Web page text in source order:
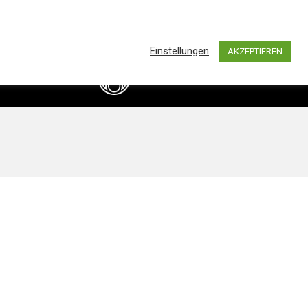
info@bassimports.de
Einstellungen AKZEPTIEREN